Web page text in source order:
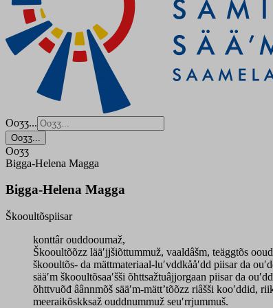
Ooʒʒ...
Ooʒʒ...
Ooʒʒ
Bigga-Helena Magga
Bigga-Helena Magga
Škooultõspiisar
konttâr ouddooumaž,
Škooultõõzz lääʹjjšiõttummuž, vaaldâšm, teäggtõs
škooultõs- da mättmateriaal-luʹvddkååʹdd piisar da
sääʹm škooultõsaaʹšši õhttsažtuâjjorgaan piisar da
õhttvuõđ âânnmõš sääʹm-mätt’tõõzz riâšši kooʹddid,
meeraikõskksaž ouddnummuž seuʹrrjummuš.